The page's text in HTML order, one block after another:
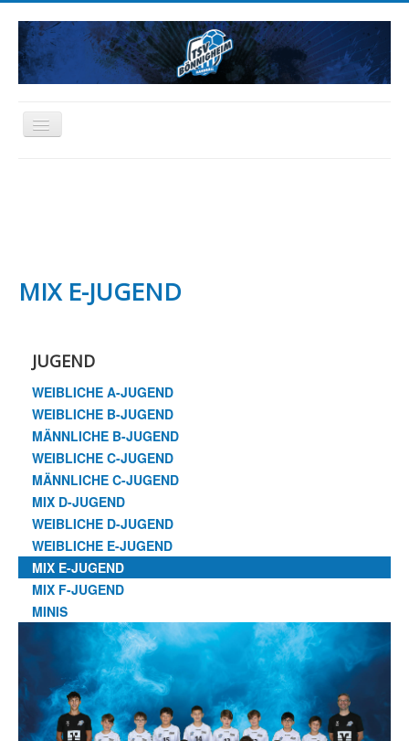
Toggle
Navigation
MIX E-JUGEND
JUGEND
WEIBLICHE A-JUGEND
WEIBLICHE B-JUGEND
MÄNNLICHE B-JUGEND
WEIBLICHE C-JUGEND
MÄNNLICHE C-JUGEND
MIX D-JUGEND
WEIBLICHE D-JUGEND
WEIBLICHE E-JUGEND
MIX E-JUGEND
MIX F-JUGEND
MINIS